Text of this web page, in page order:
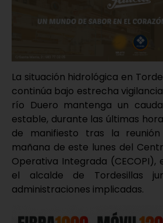
La situación hidrológica en
continúa bajo estrecha
río Duero mantenga un
estable, durante las últimas
de manifiesto tras la
mañana de este lunes del
Operativa Integrada
el alcalde de Tordesillas
administraciones implicadas.